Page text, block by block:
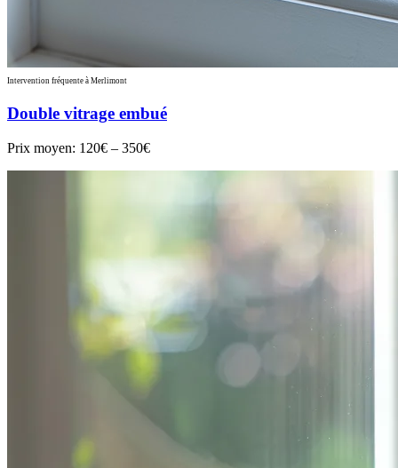
Intervention fréquente à Merlimont
Double vitrage embué
Prix moyen: 120€ – 350€